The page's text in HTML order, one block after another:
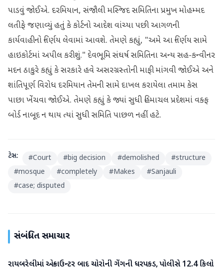
પાડવું જોઈએ. દરમિયાન, સંજૌલી મસ્જિદ સમિતિના પ્રમુખ મોહમ્મદ
લતીફે જણાવ્યું હતું કે કોર્ટનો આદેશ વાંચ્યા પછી આગળની
કાર્યવાહીનો નિર્ણય લેવામાં આવશે. તેમણે કહ્યું, "અમે આ નિર્ણય સામે
હાઇકોર્ટમાં અપીલ કરીશું." દેવભૂમિ સંઘર્ષ સમિતિના અન્ય સહ-કન્વીનર
મદન ઠાકુરે કહ્યું કે સરકારે હવે અસરગ્રસ્તોની માફી માંગવી જોઈએ અને
શાંતિપૂર્ણ વિરોધ દરમિયાન તેમની સામે દાખલ કરાયેલા તમામ કેસ
પાછા ખેંચવા જોઈએ. તેમણે કહ્યું કે જ્યાં સુધી હિમાચલ પ્રદેશમાં વક્ફ
બોર્ડ નાબૂદ ન થાય ત્યાં સુધી સમિતિ પાછળ નહીં હટે.
ટેગ્સ: #Court #big decision #demolished #structure
#mosque #completely #Makes #Sanjauli
#case; disputed
સંબંધિત સમાચાર
રાષ્ટ્રીય
રાયબરેલીમાં એન્કાઉન્ટર બાદ ચોરોની ગેંગની ધરપકડ, પોલીસે 12.4 કિલો